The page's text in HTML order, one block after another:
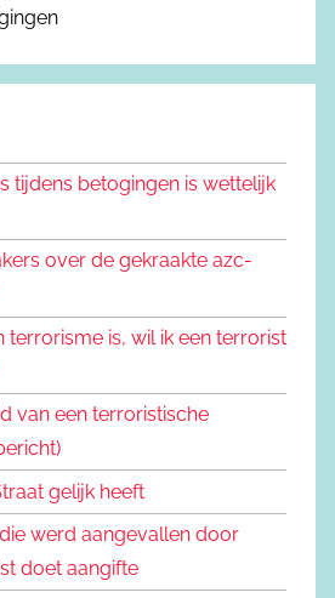
tijdens betogingen is wettelijk
over de gekraakte azc-
terrorisme is, wil ik een terrorist
van een terroristische
gelijk heeft
werd aangevallen door
doet aangifte